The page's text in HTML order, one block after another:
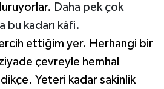
Daha pek çok
bu kadarı kâfi.
ettiğim yer. Herhangi bir
çevreyle hemhal
Yeteri kadar sakinlik